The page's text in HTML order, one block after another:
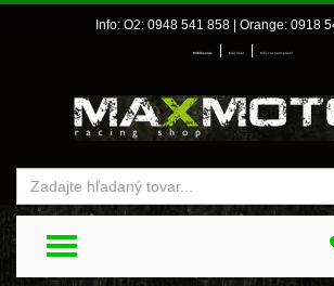
Info: O2: 0948 541 858 | Orange: 0918
Prihlásenie Môj účet Môj zoznam prianí
TOGGLE MENU